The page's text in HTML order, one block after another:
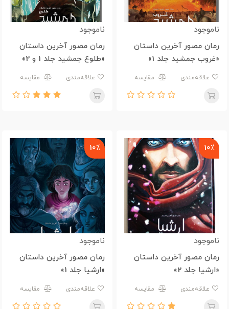
ناموجود
رمان مصور آخرین داستان
«غروب جمشید جلد 1»
مقایسه
ناموجود
رمان مصور آخرین داستان
«طلوع جمشید جلد 1 و 2»
مقایسه
10٪
ناموجود
رمان مصور آخرین داستان
«ارشیا جلد 2»
مقایسه
10٪
ناموجود
رمان مصور آخرین داستان
«ارشیا جلد 1»
مقایسه